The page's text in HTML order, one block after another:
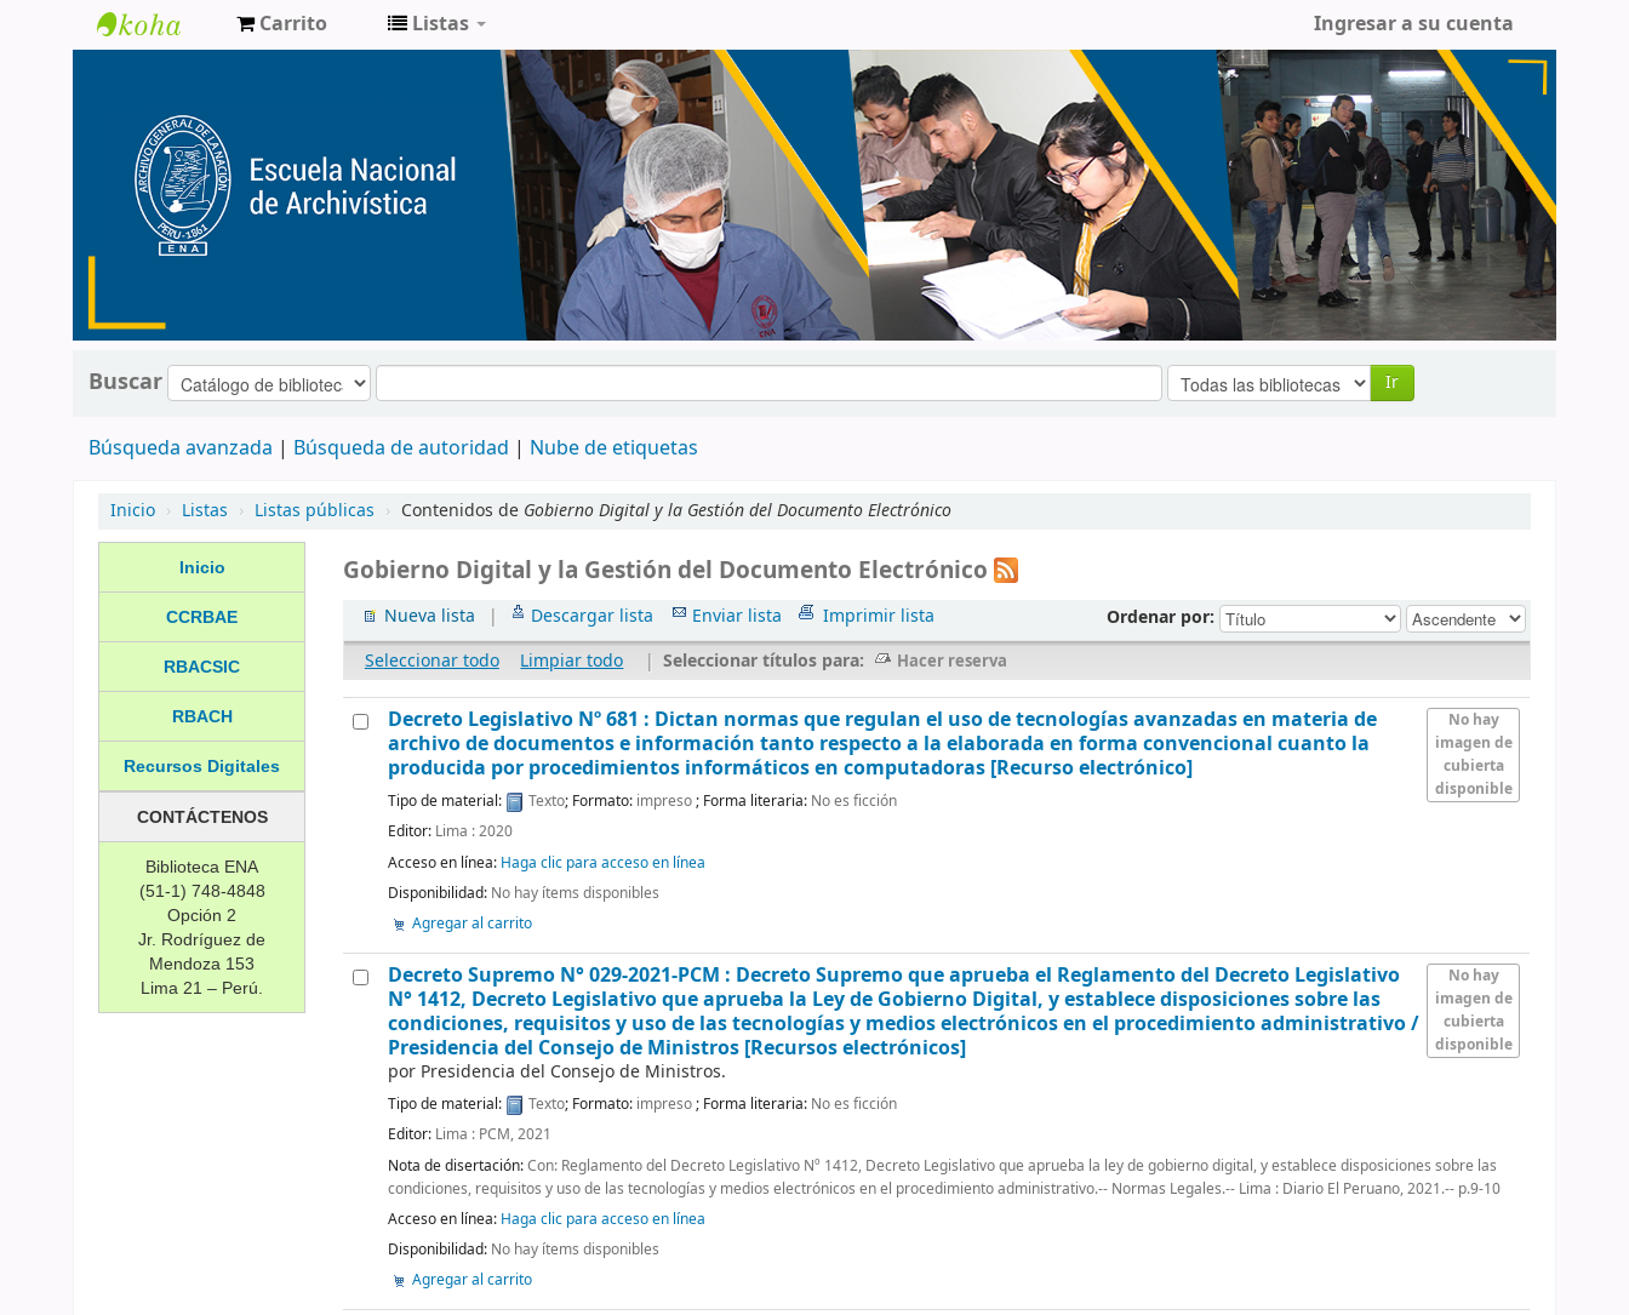
Biblioteca
ENA
Carrito Listas Ingresar a su cuenta
Buscar Ir
Búsqueda avanzada Búsqueda de autoridad Nube de etiquetas
Inicio › Listas › Listas públicas › Contenidos de Gobierno Digital y la Gestión del Documento Electrónico
Inicio
CCRBAE
RBACSIC
RBACH
Recursos Digitales
CONTÁCTENOS
Biblioteca ENA
(51-1) 748-4848
Opción 2
Jr. Rodríguez de
Mendoza 153
Lima 21 – Perú.
Gobierno Digital y la Gestión del Documento Electrónico
Nueva lista | Descargar lista Enviar lista Imprimir lista
Ordenar por:
Seleccionar todo
Limpiar todo | Seleccionar títulos para: Hacer reserva
No hay
imagen de
cubierta
disponible
Decreto Legislativo Nº 681 : Dictan normas que regulan el uso de tecnologías avanzadas en materia de
archivo de documentos e información tanto respecto a la elaborada en forma convencional cuanto la
producida por procedimientos informáticos en computadoras [Recurso electrónico]
Tipo de material: Texto; Formato: impreso; Forma literaria: No es ficción
Editor: Lima : 2020
Acceso en línea: Haga clic para acceso en línea
Disponibilidad: No hay ítems disponibles
Agregar al carrito
No hay
imagen de
cubierta
disponible
Decreto Supremo N° 029-2021-PCM : Decreto Supremo que aprueba el Reglamento del Decreto Legislativo
N° 1412, Decreto Legislativo que aprueba la Ley de Gobierno Digital, y establece disposiciones sobre las
condiciones, requisitos y uso de las tecnologías y medios electrónicos en el procedimiento administrativo /
Presidencia del Consejo de Ministros [Recursos electrónicos]
por Presidencia del Consejo de Ministros.
Tipo de material: Texto; Formato: impreso; Forma literaria: No es ficción
Editor: Lima : PCM, 2021
Nota de disertación:Con: Reglamento del Decreto Legislativo Nº 1412, Decreto Legislativo que aprueba la ley de gobierno digital, y establece disposiciones sobre las
condiciones, requisitos y uso de las tecnologías y medios electrónicos en el procedimiento administrativo.-- Normas Legales.-- Lima : Diario El Peruano, 2021.-- p.9-10
Acceso en línea: Haga clic para acceso en línea
Disponibilidad: No hay ítems disponibles
Agregar al carrito